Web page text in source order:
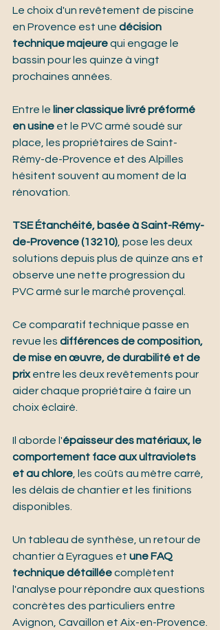
Le choix d'un revêtement de piscine
en Provence est une décision
technique majeure qui engage le
bassin pour les quinze à vingt
prochaines années.
Entre le liner classique livré préformé
en usine et le PVC armé soudé sur
place, les propriétaires de Saint-
Rémy-de-Provence et des Alpilles
hésitent souvent au moment de la
rénovation.
TSE Étanchéité, basée à Saint-Rémy-
de-Provence (13210), pose les deux
solutions depuis plus de quinze ans et
observe une nette progression du
PVC armé sur le marché provençal.
Ce comparatif technique passe en
revue les différences de composition,
de mise en œuvre, de durabilité et de
prix entre les deux revêtements pour
aider chaque propriétaire à faire un
choix éclairé.
Il aborde l'épaisseur des matériaux, le
comportement face aux ultraviolets
et au chlore, les coûts au mètre carré,
les délais de chantier et les finitions
disponibles.
Un tableau de synthèse, un retour de
chantier à Eyragues et une FAQ
technique détaillée complètent
l'analyse pour répondre aux questions
concrètes des particuliers entre
Avignon, Cavaillon et Aix-en-Provence.